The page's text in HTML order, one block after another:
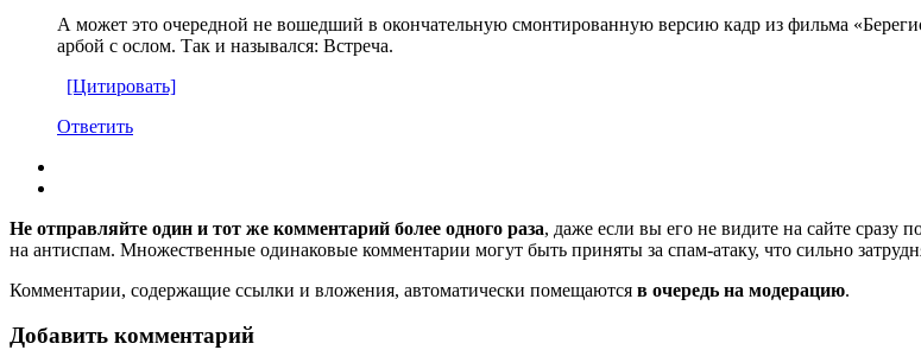
А может это очередной не вошедший в окончательную смонтированную версию кадр из фильма
арбой с ослом. Так и назывался: Встреча.
[Цитировать]
Ответить
Не отправляйте один и тот же комментарий более одного раза, даже если вы его не видите на сайте сразу
на антиспам. Множественные одинаковые комментарии могут быть приняты за спам-атаку, что сильно
Комментарии, содержащие ссылки и вложения, автоматически помещаются в очередь на модерацию.
Добавить комментарий